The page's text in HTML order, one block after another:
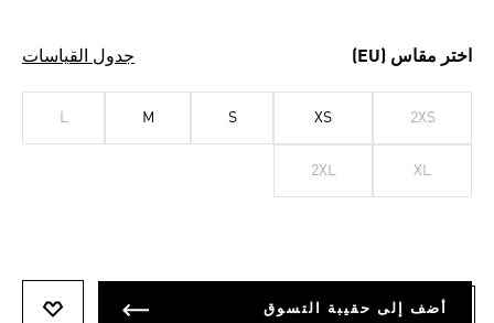
اختر مقاس (EU) جدول القياسات
2XS
XS
S
M
L
XL
2XL
أضف إلى حقيبة التسوق